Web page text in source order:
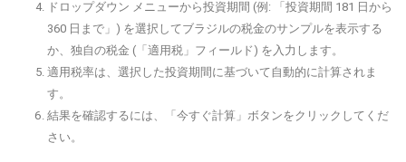
ドロップダウン メニューから投資期間 (例: 「投資期間 181 日から
360 日まで」) を選択してブラジルの税金のサンプルを表示する
か、独自の税金 (「適用税」フィールド) を入力します。
適用税率は、選択した投資期間に基づいて自動的に計算されま
す。
結果を確認するには、「今すぐ計算」ボタンをクリックしてくだ
さい。